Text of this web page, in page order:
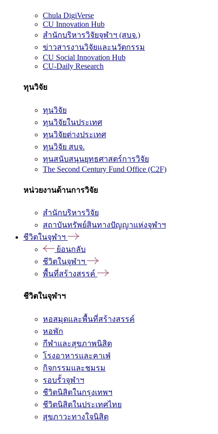
Chula DigiVerse
CU Innovation Hub
สำนักบริหารวิจัยจุฬาฯ (สบจ.)
ข่าวสารงานวิจัยและนวัตกรรม
CU Social Innovation Hub
CU-Daily Research
ทุนวิจัย
ทุนวิจัย
ทุนวิจัยในประเทศ
ทุนวิจัยต่างประเทศ
ทุนวิจัย สบจ.
ทุนสนับสนุนยุทธศาสตร์การวิจัย
The Second Century Fund Office (C2F)
หน่วยงานด้านการวิจัย
สำนักบริหารวิจัย
สถาบันทรัพย์สินทางปัญญาแห่งจุฬาฯ
ชีวิตในจุฬาฯ
ย้อนกลับ
ชีวิตในจุฬาฯ
พื้นที่สร้างสรรค์
ชีวิตในจุฬาฯ
หอสมุดและพื้นที่สร้างสรรค์
หอพัก
กีฬาและสุขภาพนิสิต
โรงอาหารและคาเฟ่
กิจกรรมและชมรม
รอบรั้วจุฬาฯ
ชีวิตนิสิตในกรุงเทพฯ
ชีวิตนิสิตในประเทศไทย
สุขภาวะทางใจนิสิต